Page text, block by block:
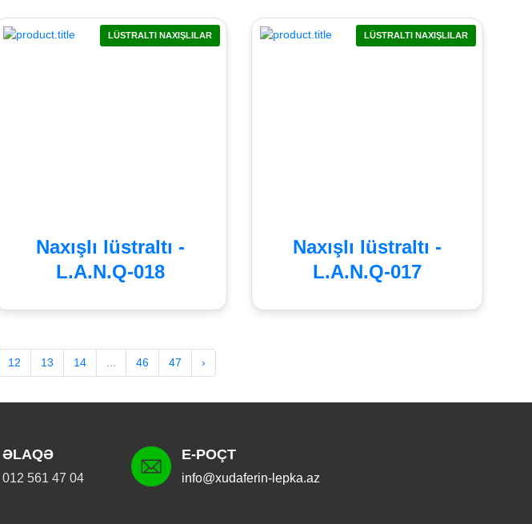
LÜSTRALTI NAXIŞLILAR
Naxışlı lüstraltı -
L.A.N.Q-018
LÜSTRALTI NAXIŞLILAR
Naxışlı lüstraltı -
L.A.N.Q-017
12 13 14 46 47 ›
ƏLAQƏ
012 561 47 04
E-POÇT
info@xudaferin-lepka.az